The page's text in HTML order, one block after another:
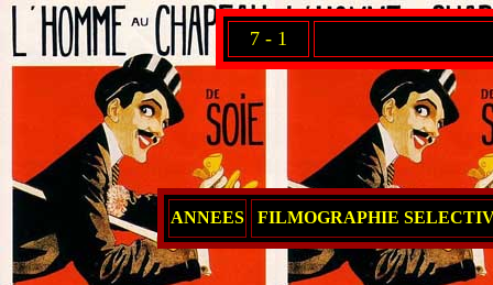
7 - 1
ANNEES FILMOGRAPHIE